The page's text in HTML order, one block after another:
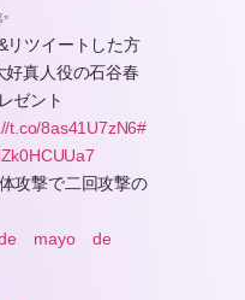
リツイートした方
真人役の石谷春
ゼント
t.co/8as41U7zN6#
攻撃で二回攻撃の
mayo de